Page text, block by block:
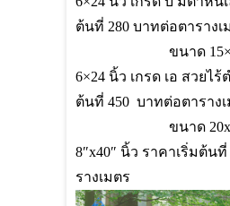
ต้นที่ 280 บาทต่อตารางเ
ขนาด
6×24 นิ้ว เกรด เอ สวยไ
ต้นที่ 450 บาทต่อตาราง
ขนาด 20x
8″x40″ นิ้ว ราคาเริ่มต้น
รางเมตร